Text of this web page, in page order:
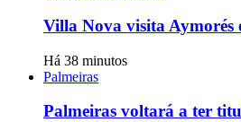
Villa Nova visita Aymorés
Há 38 minutos
Palmeiras
Palmeiras voltará a ter